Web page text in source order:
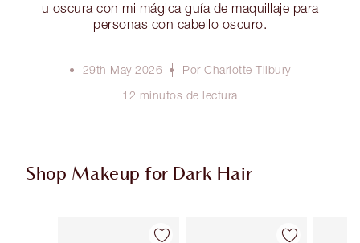
u oscura con mi mágica guía de maquillaje para
personas con cabello oscuro.
29th May 2026
Por Charlotte Tilbury
12 minutos de lectura
Shop Makeup for Dark Hair
Artículo 1 de 5 Artículo 2 de 5